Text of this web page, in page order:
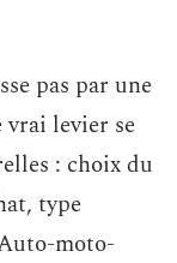
pas par une
levier se
: choix du
type
moto-